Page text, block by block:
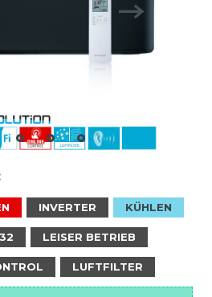
INVERTER KÜHLEN
LEISER BETRIEB
LUFTFILTER